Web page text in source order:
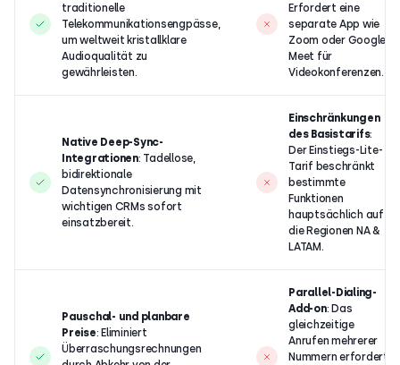
traditionelle
Telekommunikationsengpässe,
um weltweit kristallklare
Audioqualität zu
gewährleisten.
Erfordert eine
separate App wie
Zoom oder Google
Meet für
Videokonferenzen.
Native Deep-Sync-
Integrationen: Tadellose,
bidirektionale
Datensynchronisierung mit
wichtigen CRMs sofort
einsatzbereit.
Einschränkungen
des Basistarifs:
Der Einstiegs-Lite-
Tarif beschränkt
bestimmte
Funktionen
hauptsächlich auf
die Regionen NA &
LATAM.
Pauschal- und planbare
Preise: Eliminiert
Überraschungsrechnungen
Parallel-Dialing-
Add-on: Das
gleichzeitige
Anrufen mehrerer
Nummern erfordert